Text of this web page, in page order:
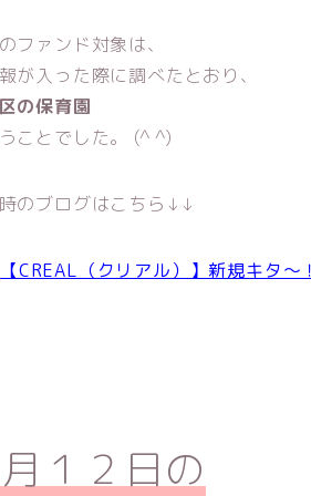
ファンド対象は、
が入った際に調べたとおり、
の保育園
ことでした。 (^ ^)
のブログはこちら↓↓
【CREAL（クリアル）】新規キタ
１２日の